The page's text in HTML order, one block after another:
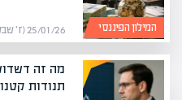
המילון הפיננסי 25/01/26 (ז׳ שבט תשפ״ו) | מערכת אפיק
מה זה
תנודות